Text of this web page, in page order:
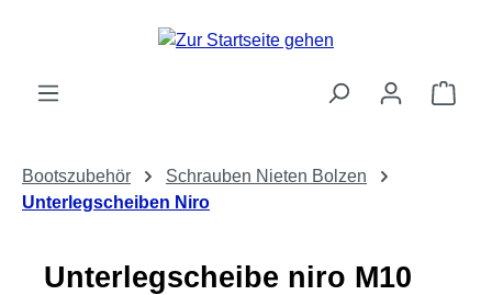
Zum Hauptinhalt springen
Bootszubehör
Schrauben Nieten Bolzen
Unterlegscheiben Niro
Unterlegscheibe niro M10